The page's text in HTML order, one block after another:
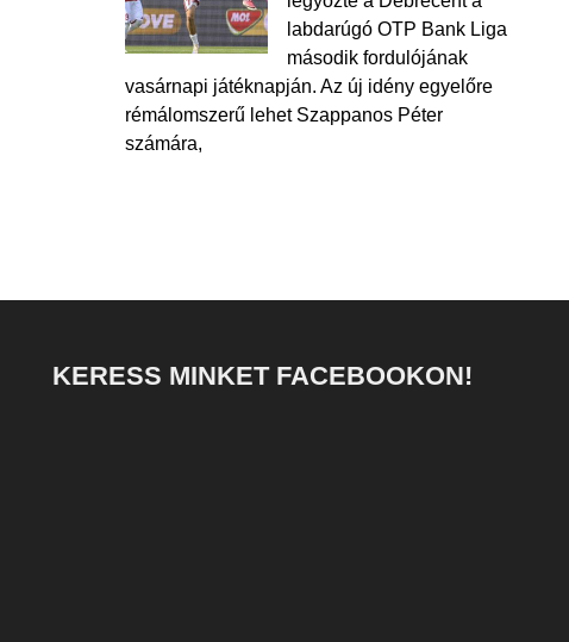
labdarúgó OTP Bank Liga
második fordulójának
vasárnapi játéknapján. Az új idény egyelőre
rémálomszerű lehet Szappanos Péter
számára,
KERESS MINKET FACEBOOKON!